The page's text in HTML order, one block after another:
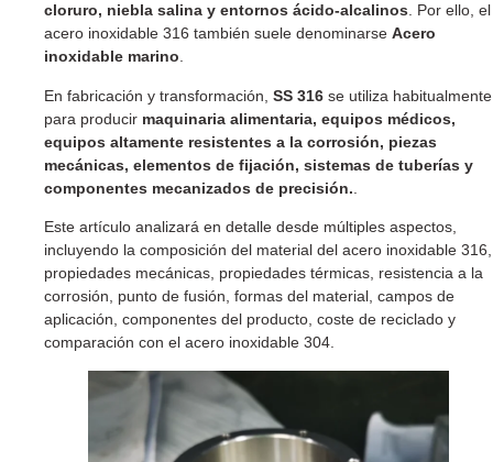
cloruro, niebla salina y entornos ácido-alcalinos. Por ello, el
acero inoxidable 316 también suele denominarse Acero
inoxidable marino.
En fabricación y transformación, SS 316 se utiliza habitualmente
para producir maquinaria alimentaria, equipos médicos,
equipos altamente resistentes a la corrosión, piezas
mecánicas, elementos de fijación, sistemas de tuberías y
componentes mecanizados de precisión.
Este artículo analizará en detalle desde múltiples aspectos,
incluyendo la composición del material del acero inoxidable 316,
propiedades mecánicas, propiedades térmicas, resistencia a la
corrosión, punto de fusión, formas del material, campos de
aplicación, componentes del producto, coste de reciclado y
comparación con el acero inoxidable 304.